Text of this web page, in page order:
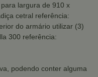
largura de 910 x
cetral referência:
do armário utilizar (3)
300 referência:
podendo conter alguma